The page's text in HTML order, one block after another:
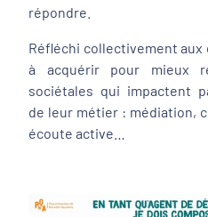
répondre.
Réfléchi collectivement
à acquérir pour mieux
sociétales qui impactent
de leur métier : médiation,
écoute active…